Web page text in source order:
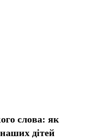
слова: як
дітей